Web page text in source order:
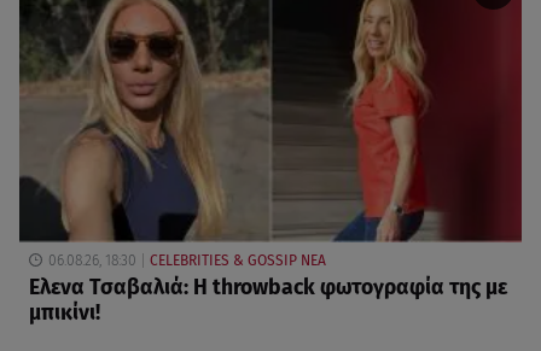
06.08.26, 18:30 CELEBRITIES & GOSSIP ΝΕΑ
Ελενα Τσαβαλιά: Η throwback φωτογραφία της με
μπικίνι!